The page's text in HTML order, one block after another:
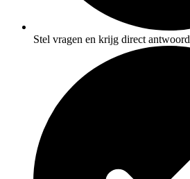
Stel vragen en krijg direct antwoord